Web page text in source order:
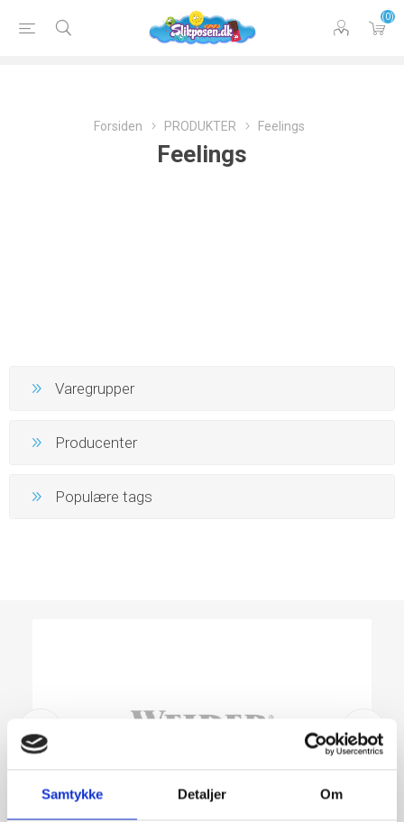
Samtykke Detaljer Om
(0)
Forsiden PRODUKTER Feelings
Feelings
Varegrupper
Producenter
Populære tags